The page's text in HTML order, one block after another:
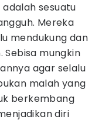
sesuatu
Mereka
mendukung dan
Sebisa mungkin
agar selalu
malah yang
berkembang
diri